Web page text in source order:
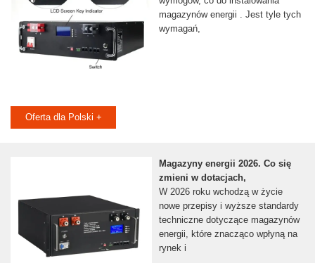
magazynów energii . Jest tyle tych
wymagań,
Oferta dla Polski +
Magazyny energii 2026. Co się
zmieni w dotacjach,
W 2026 roku wchodzą w życie
nowe przepisy i wyższe standardy
techniczne dotyczące magazynów
energii, które znacząco wpłyną na
rynek i